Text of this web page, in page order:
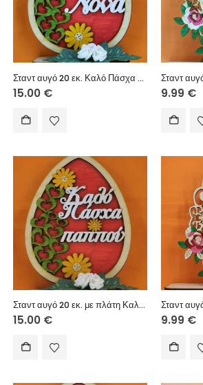
Σταντ αυγό 20 εκ. Καλό Πάσχα Νονά
15.00 € 9.99 €
Σταντ αυγό 20 εκ. με πλάτη Καλό Πάσχα παππού
15.00 € 9.99 €